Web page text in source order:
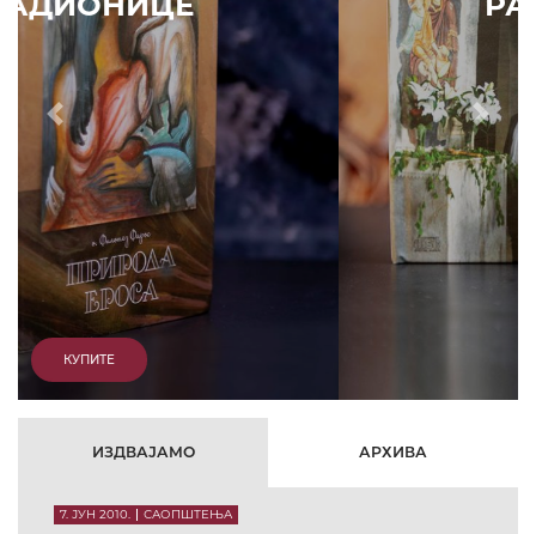
Prethodni
ИЗДВАЈАМО АРХИВА
7. ЈУН 2010. САОПШТЕЊА